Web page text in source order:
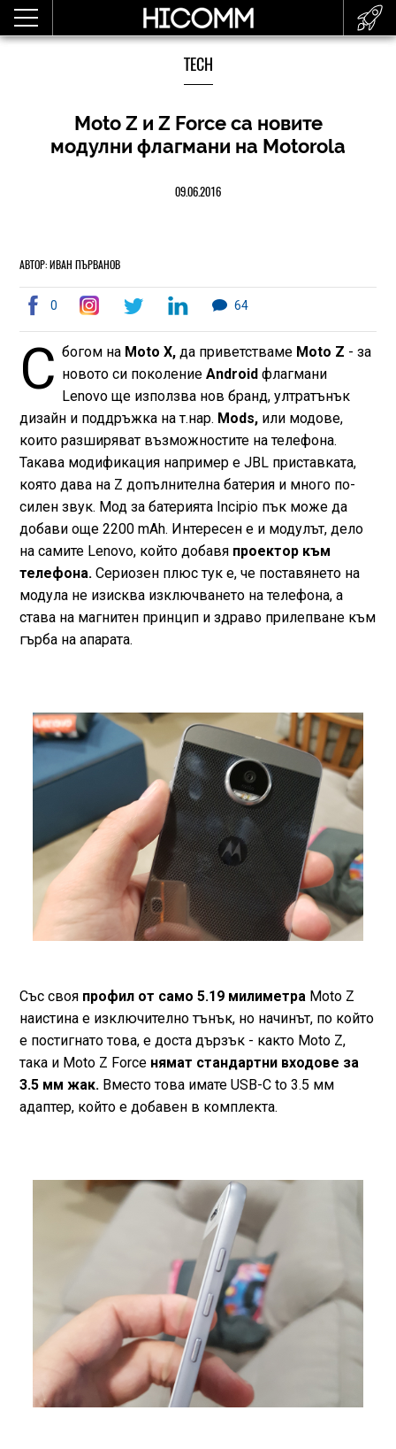
TECH
Moto Z и Z Force са новите
модулни флагмани на Motorola
09.06.2016
АВТОР: ИВАН ПЪРВАНОВ
0 64
С богом на Moto X, да приветстваме Moto Z - за
новото си поколениеAndroidфлагмани
Lenovo ще използва нов бранд, ултратънък
дизайн и поддръжка на т.нар. Mods, или модове,
които разширяват възможностите на телефона.
Такава модификация например е JBL приставката,
която дава на Z допълнителна батерия и много по-
силен звук. Мод за батерията Incipio пък може да
добави още 2200 mAh. Интересен е и модулът, дело
на самите Lenovo, който добавяпроектор към
телефона.Сериозен плюс тук е, че поставянето на
модула не изисква изключването на телефона, а
става на магнитен принцип и здраво прилепване към
гърба на апарата.
Със своя профил от само 5.19 милиметра Moto Z
наистина е изключително тънък, но начинът, по който
е постигнато това, е доста дързък - както Moto Z,
така и Moto Z Forceнямат стандартни входове за
3.5 мм жак. Вместо това имате USB-C to 3.5 мм
адаптер, който е добавен в комплекта.